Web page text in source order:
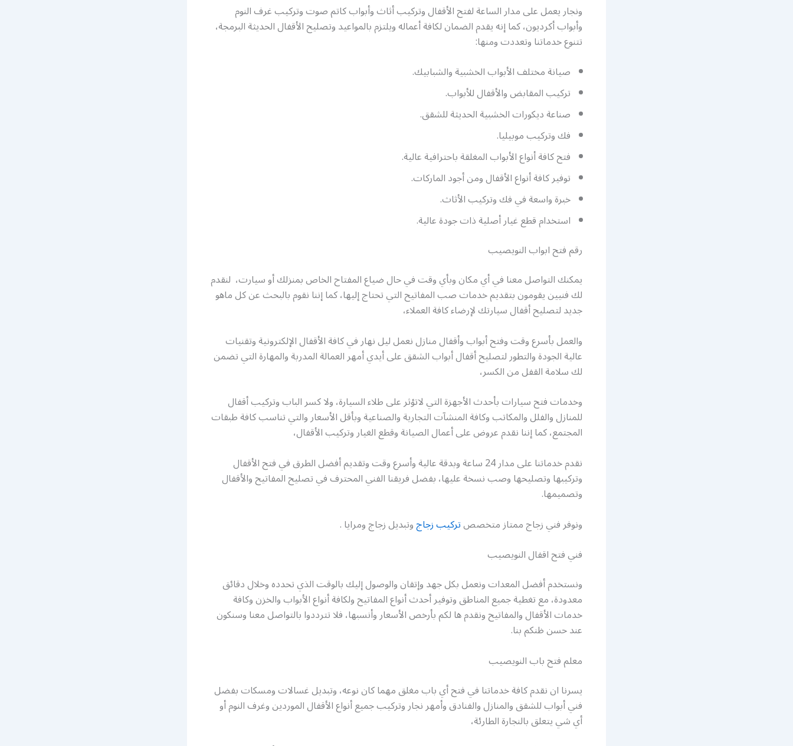
ونجار يعمل على مدار الساعة لفتح الأقفال وتركيب أثاث وأبواب كاتم صوت وتركيب غرف النوم
وأبواب أكرديون، كما إنه يقدم الضمان لكافة أعماله ويلتزم بالمواعيد وتصليح الأقفال الحديثة البرمجة،
تتنوع خدماتنا وتعددت ومنها:
صيانة مختلف الأبواب الخشبية والشبابيك.
تركيب المقابض والأقفال للأبواب.
صناعة ديكورات الخشبية الحديثة للشقق.
فك وتركيب موبيليا.
فتح كافة أنواع الأبواب المغلقة باحترافية عالية.
توفير كافة أنواع الأقفال ومن أجود الماركات.
خبرة واسعة في فك وتركيب الأثاث.
استخدام قطع غيار أصلية ذات جودة عالية.
رقم فتح ابواب النويصيب
يمكنك التواصل معنا في أي مكان وبأي وقت في حال ضياع المفتاح الخاص بمنزلك أو سيارت، لنقدم
لك فنيين يقومون بتقديم خدمات صب المفاتيح التي تحتاج إليها، كما إننا نقوم بالبحث عن كل ماهو
جديد لتصليح أقفال سيارتك لإرضاء كافة العملاء،
والعمل بأسرع وقت وفتح أبواب وأقفال منازل نعمل ليل نهار في كافة الأقفال الإلكترونية وتقنيات
عالية الجودة والتطور لتصليح أقفال أبواب الشقق على أيدي أمهر العمالة المدربة والمهارة التي تضمن
لك سلامة القفل من الكسر،
وخدمات فتح سيارات بأحدث الأجهزة التي لاتؤثر على طلاء السيارة، ولا كسر الباب وتركيب أقفال
للمنازل والفلل والمكاتب وكافة المنشآت التجارية والصناعية وبأقل الأسعار والتي تناسب كافة طبقات
المجتمع، كما إننا نقدم عروض على أعمال الصيانة وقطع الغيار وتركيب الأقفال،
نقدم خدماتنا على مدار 24 ساعة وبدقة عالية وأسرع وقت وتقديم أفضل الطرق في فتح الأقفال
وتركيبها وتصليحها وصب نسخة عليها، بفضل فريقنا الفني المحترف في تصليح المفاتيح والأقفال
وتصميمها.
ونوفر فني زجاج ممتاز متخصصتركيب زجاجوتبديل زجاج ومرايا .
فني فتح اقفال النويصيب
ونستخدم أفضل المعدات ونعمل بكل جهد وإتقان والوصول إليك بالوقت الذي تحدده وخلال دقائق
معدودة، مع تغطية جميع المناطق وتوفير أحدث أنواع المفاتيح ولكافة أنواع الأبواب والخزن وكافة
خدمات الأقفال والمفاتيح ونقدم ها لكم بأرخص الأسعار وأنسبها، فلا تترددوا بالتواصل معنا وسنكون
عند حسن ظنكم بنا.
معلم فتح باب النويصيب
يسرنا ان نقدم كافة خدماتنا في فتح أي باب مغلق مهما كان نوعه، وتبديل غسالات ومسكات بفضل
فني أبواب للشقق والمنازل والفنادق وأمهر نجار وتركيب جميع أنواع الأقفال الموردين وغرف النوم أو
أي شي يتعلق بالنجارة الطارئة،